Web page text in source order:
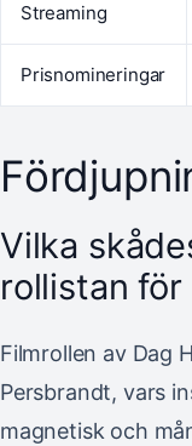
Streaming
Prisnomineringar
Vilka
rollistan för
Filmrollen av Dag
Persbrandt, vars
magnetisk och